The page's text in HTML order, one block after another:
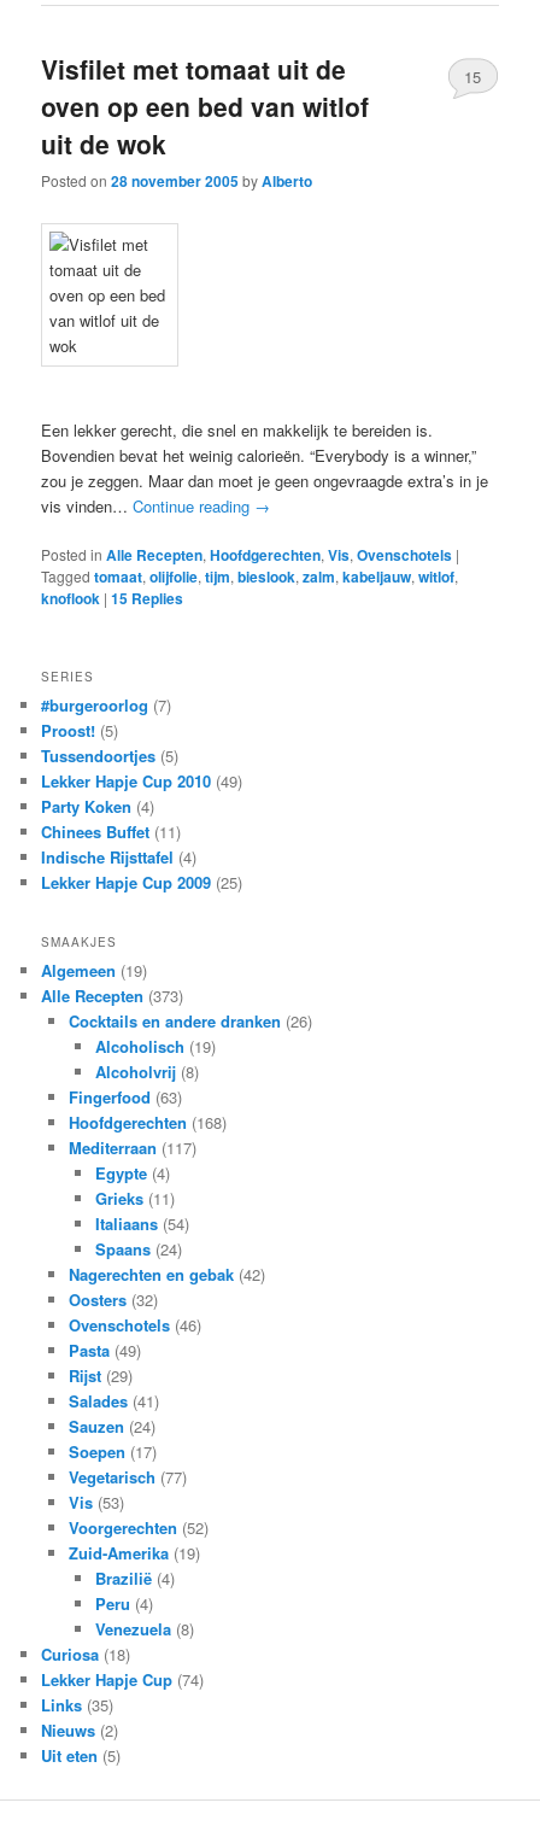
Visfilet met tomaat uit de
oven op een bed van witlof
uit de wok
Posted on28 november 2005byAlberto
15
Een lekker gerecht, die snel en makkelijk te bereiden is.
Bovendien bevat het weinig calorieën. “Everybody is a winner,”
zou je zeggen. Maar dan moet je geen ongevraagde extra’s in je
vis vinden…Continue reading →
Posted in Alle Recepten,Hoofdgerechten,Vis,Ovenschotels |
Tagged tomaat,olijfolie,tijm,bieslook,zalm,kabeljauw,witlof,
knoflook |15 Replies
SERIES
#burgeroorlog (7)
Proost! (5)
Tussendoortjes (5)
Lekker Hapje Cup 2010 (49)
Party Koken (4)
Chinees Buffet (11)
Indische Rijsttafel (4)
Lekker Hapje Cup 2009 (25)
SMAAKJES
Algemeen (19)
Alle Recepten (373)
Cocktails en andere dranken (26)
Alcoholisch (19)
Alcoholvrij (8)
Fingerfood (63)
Hoofdgerechten (168)
Mediterraan (117)
Egypte (4)
Grieks (11)
Italiaans (54)
Spaans (24)
Nagerechten en gebak(42)
Oosters(32)
Ovenschotels(46)
Pasta(49)
Rijst(29)
Salades(41)
Sauzen (24)
Soepen (17)
Vegetarisch (77)
Vis(53)
Voorgerechten (52)
Zuid-Amerika(19)
Brazilië (4)
Peru (4)
Venezuela (8)
Curiosa (18)
Lekker Hapje Cup (74)
Links (35)
Nieuws (2)
Uit eten (5)